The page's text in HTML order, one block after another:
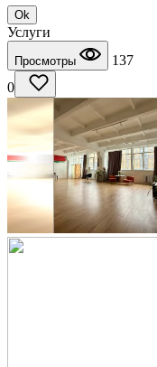
Ok
Услуги
Просмотры
137
0